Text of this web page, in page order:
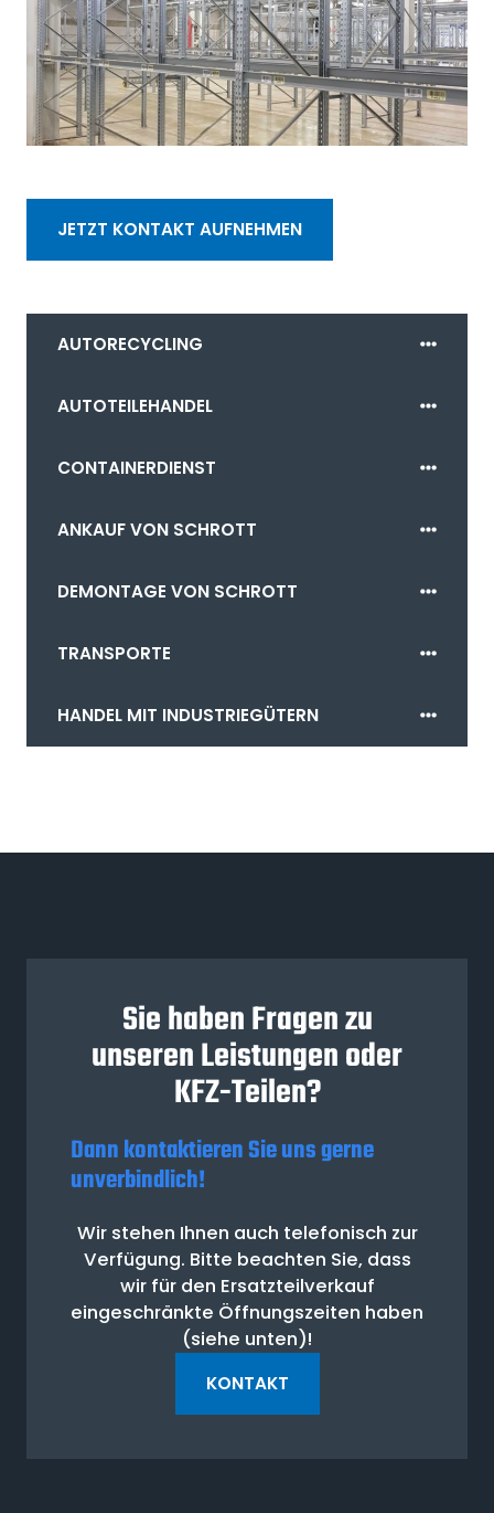
JETZT KONTAKT AUFNEHMEN
AUTORECYCLING
AUTOTEILEHANDEL
CONTAINERDIENST
ANKAUF VON SCHROTT
DEMONTAGE VON SCHROTT
TRANSPORTE
HANDEL MIT INDUSTRIEGÜTERN
Sie haben Fragen zu
unseren Leistungen oder
KFZ-Teilen?
Dann kontaktieren Sie uns gerne
unverbindlich!
Wir stehen Ihnen auch telefonisch zur
Verfügung. Bitte beachten Sie, dass
wir für den Ersatzteilverkauf
eingeschränkte Öffnungszeiten haben
(siehe unten)!
KONTAKT